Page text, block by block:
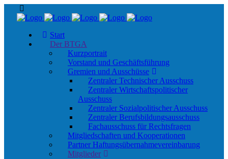
Start
Der BTGA
Kurzportrait
Vorstand und Geschäftsführung
Gremien und Ausschüsse
Zentraler Technischer Ausschuss
Zentraler Wirtschaftspolitischer
Ausschuss
Zentraler Sozialpolitischer Ausschuss
Zentraler Berufsbildungsausschuss
Fachausschuss für Rechtsfragen
Mitgliedschaften und Kooperationen
Partner Haftungs­übernahmevereinbarung
Mitglieder